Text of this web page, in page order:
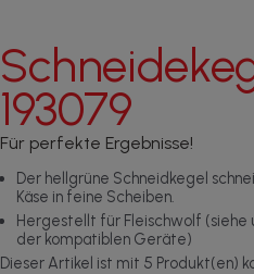
193079
Für perfekte Ergebnisse!
Der hellgrüne Schneidkegel
Käse in feine Scheiben.
Hergestellt für Fleischwolf (siehe
der kompatiblen Geräte)
Dieser Artikel ist mit 5 Produkt(en)